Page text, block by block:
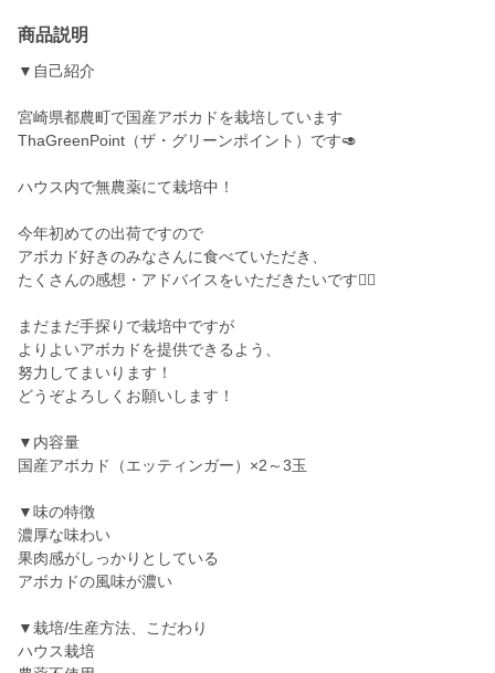
商品説明
▼自己紹介
宮崎県都農町で国産アボカドを栽培しています
ThaGreenPoint（ザ・グリーンポイント）です🥑
ハウス内で無農薬にて栽培中！
今年初めての出荷ですので
アボカド好きのみなさんに食べていただき、
たくさんの感想・アドバイスをいただきたいです🙇‍♀️
まだまだ手探りで栽培中ですが
よりよいアボカドを提供できるよう、
努力してまいります！
どうぞよろしくお願いします！
▼内容量
国産アボカド（エッティンガー）×2～3玉
▼味の特徴
濃厚な味わい
果肉感がしっかりとしている
アボカドの風味が濃い
▼栽培/生産方法、こだわり
ハウス栽培